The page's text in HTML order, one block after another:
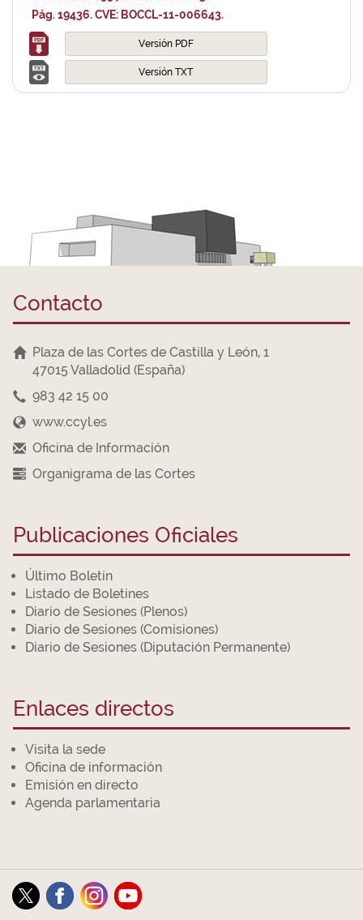
Pág. 19436. CVE: BOCCL-11-006643.
Versión PDF
Versión TXT
Contacto
Plaza de las Cortes de Castilla y León, 1
47015 Valladolid (España)
983 42 15 00
www.ccyl.es
Oficina de Información
Organigrama de las Cortes
Publicaciones Oficiales
Último Boletín
Listado de Boletines
Diario de Sesiones (Plenos)
Diario de Sesiones (Comisiones)
Diario de Sesiones (Diputación Permanente)
Enlaces directos
Visita la sede
Oficina de información
Emisión en directo
Agenda parlamentaria